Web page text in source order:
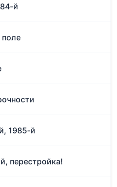
й
1985-й
перестройка!